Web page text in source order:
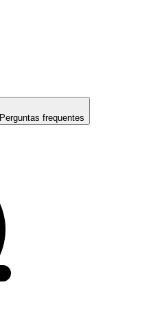
Perguntas frequentes